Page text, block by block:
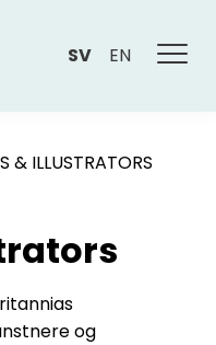
SV EN
& ILLUSTRATORS
og